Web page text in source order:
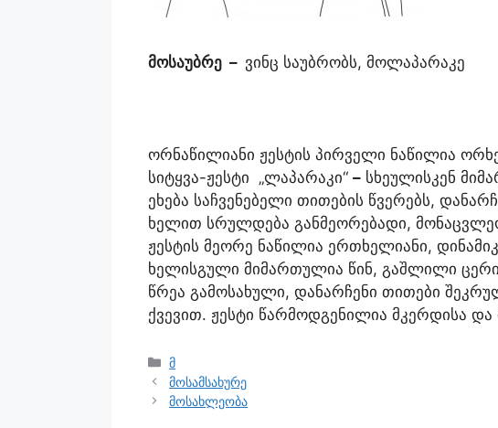
მოსაუბრე – ვინც საუბრობს, მოლაპარაკე
ორნაწილიანი ჟესტის პირველი ნაწილია
სიტყვა-ჟესტი „ლაპარაკი“ – სხეულისკენ
ეხება საჩვენებელი თითების წვერებს,
ხელით სრულდება განმეორებადი,
ჟესტის მეორე ნაწილია ერთხელიანი,
ხელისგული მიმართულია წინ, გაშლილი
წრეა გამოსახული, დანარჩენი თითები
ქვევით. ჟესტი წარმოდგენილია მკერდისა და
მ
მოსამსახურე
მოსახლეობა